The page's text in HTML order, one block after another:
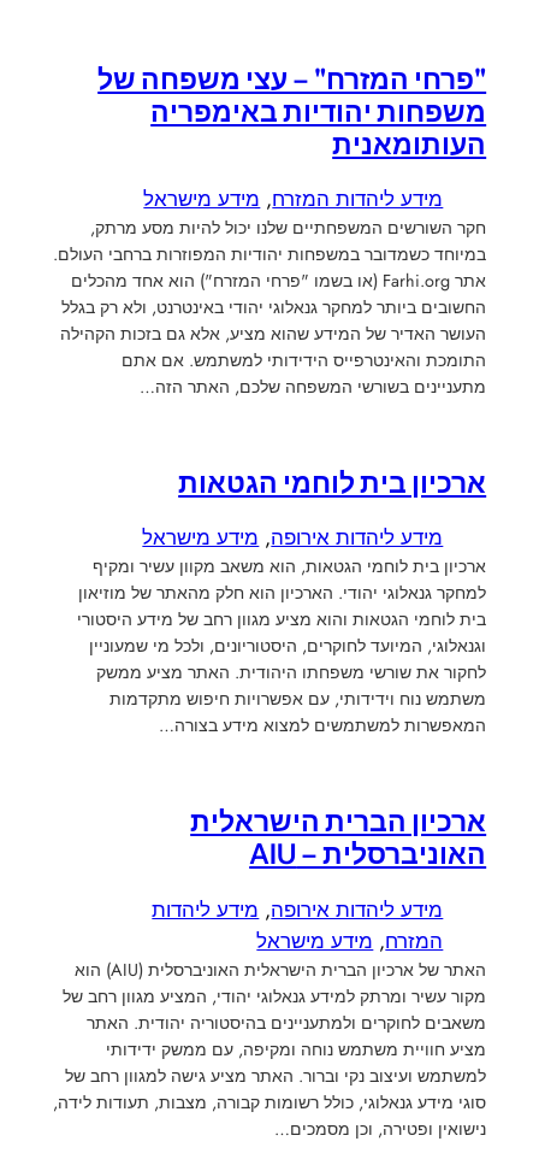
"פרחי המזרח" – עצי משפחה של
משפחות יהודיות באימפריה
העותומאנית
מידע ליהדות המזרח, מידע מישראל
חקר השורשים המשפחתיים שלנו יכול להיות מסע מרתק,
במיוחד כשמדובר במשפחות יהודיות המפוזרות ברחבי העולם.
אתר Farhi.org (או בשמו "פרחי המזרח") הוא אחד מהכלים
החשובים ביותר למחקר גנאלוגי יהודי באינטרנט, ולא רק בגלל
העושר האדיר של המידע שהוא מציע, אלא גם בזכות הקהילה
התומכת והאינטרפייס הידידותי למשתמש. אם אתם
מתעניינים בשורשי המשפחה שלכם, האתר הזה…
ארכיון בית לוחמי הגטאות
מידע ליהדות אירופה, מידע מישראל
ארכיון בית לוחמי הגטאות, הוא משאב מקוון עשיר ומקיף
למחקר גנאלוגי יהודי. הארכיון הוא חלק מהאתר של מוזיאון
בית לוחמי הגטאות והוא מציע מגוון רחב של מידע היסטורי
וגנאלוגי, המיועד לחוקרים, היסטוריונים, ולכל מי שמעוניין
לחקור את שורשי משפחתו היהודית. האתר מציע ממשק
משתמש נוח וידידותי, עם אפשרויות חיפוש מתקדמות
המאפשרות למשתמשים למצוא מידע בצורה…
ארכיון הברית הישראלית
האוניברסלית – AIU
מידע ליהדות אירופה, מידע ליהדות
המזרח, מידע מישראל
האתר של ארכיון הברית הישראלית האוניברסלית (AIU) הוא
מקור עשיר ומרתק למידע גנאלוגי יהודי, המציע מגוון רחב של
משאבים לחוקרים ולמתעניינים בהיסטוריה יהודית. האתר
מציע חוויית משתמש נוחה ומקיפה, עם ממשק ידידותי
למשתמש ועיצוב נקי וברור. האתר מציע גישה למגוון רחב של
סוגי מידע גנאלוגי, כולל רשומות קבורה, מצבות, תעודות לידה,
נישואין ופטירה, וכן מסמכים…